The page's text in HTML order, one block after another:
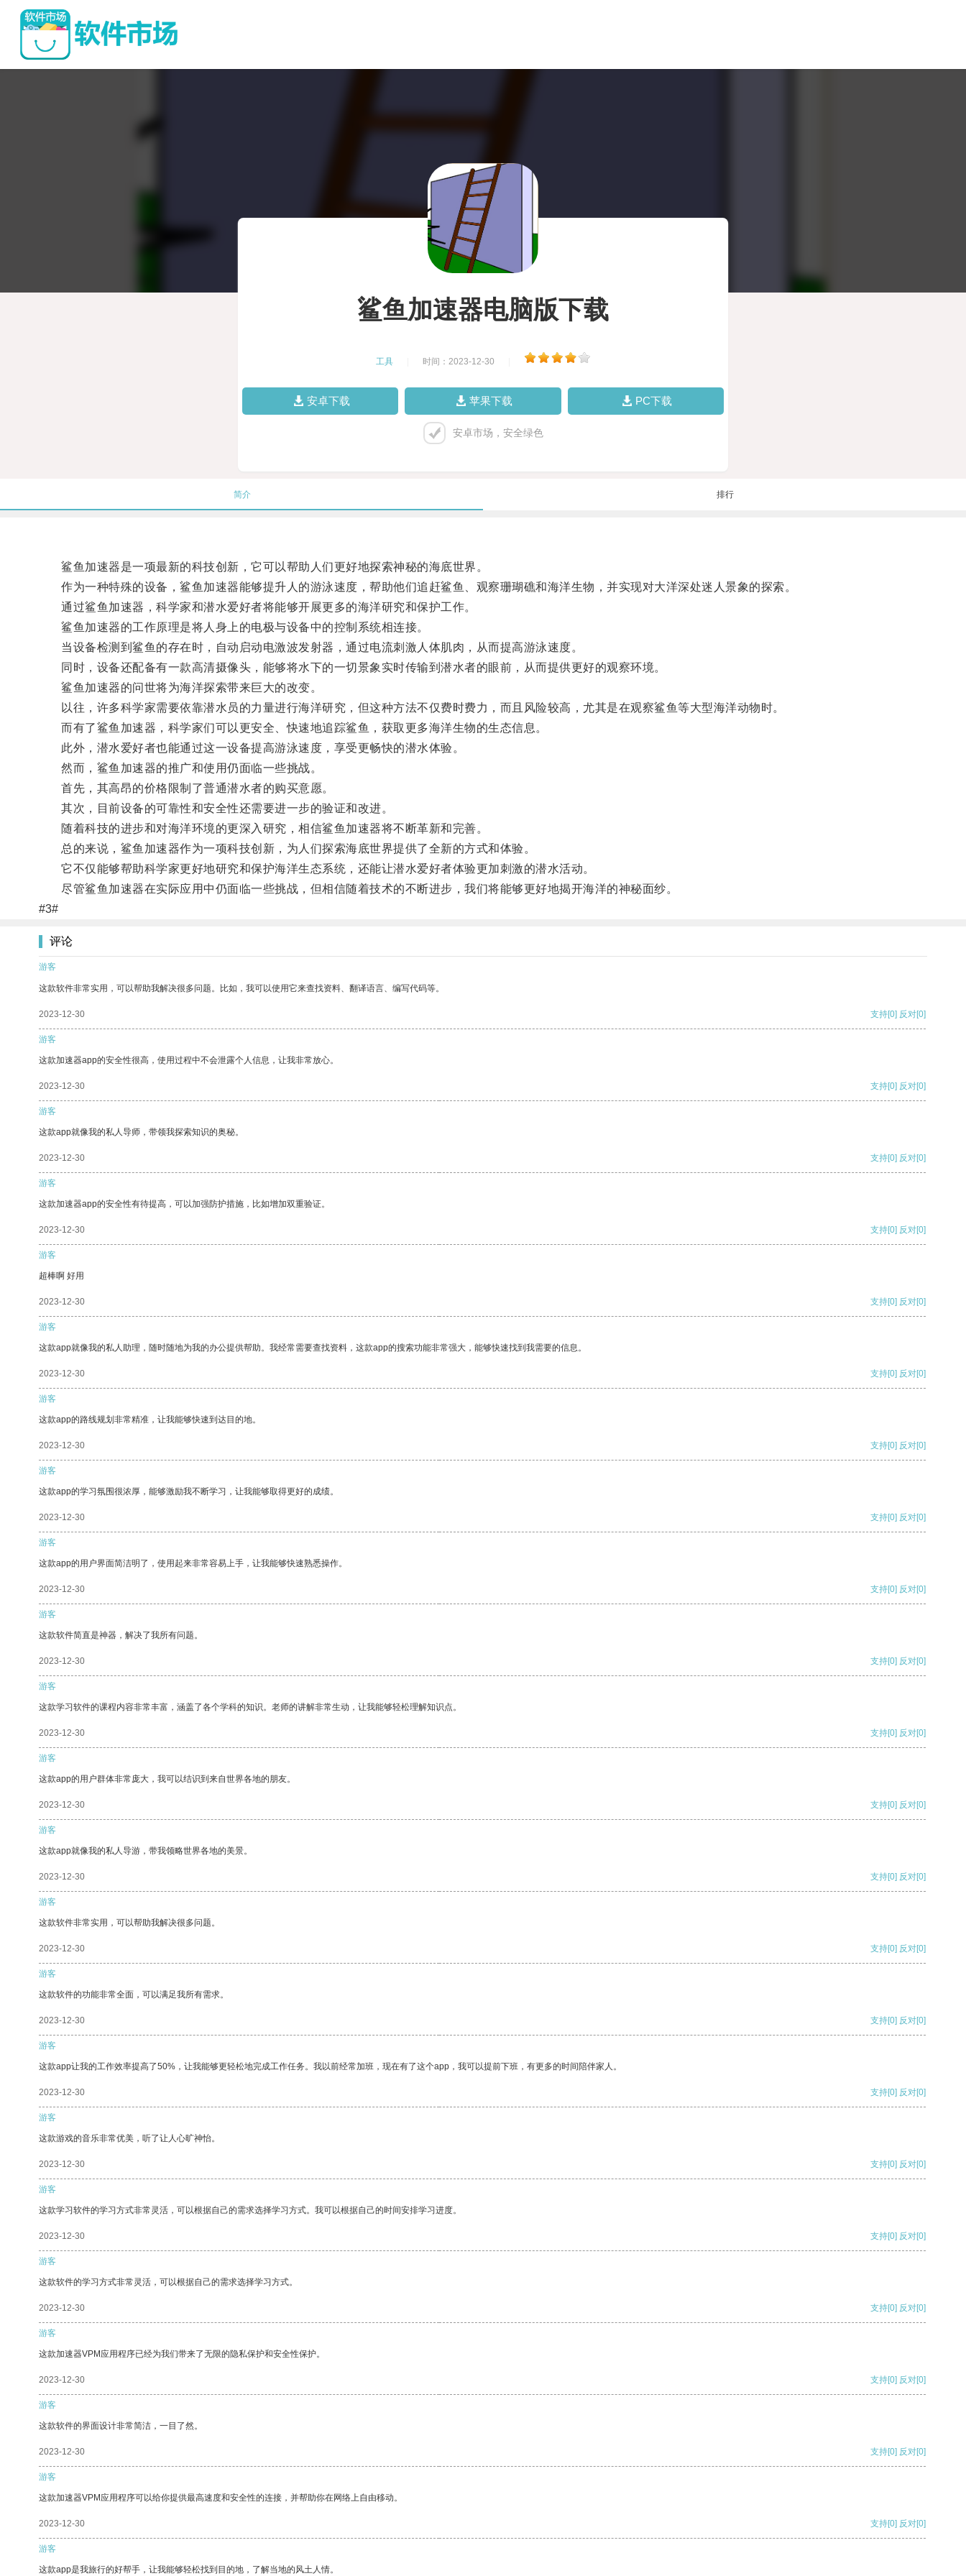
鲨鱼加速器电脑版下载
工具 时间：2023-12-30
安卓下载 苹果下载 PC下载
安卓市场，安全绿色
简介 排行
鲨鱼加速器是一项最新的科技创新，它可以帮助人们更好地探索神秘的海底世界。
作为一种特殊的设备，鲨鱼加速器能够提升人的游泳速度，帮助他们追赶鲨鱼、观察珊瑚礁和海洋生物，并实现对大洋深处迷人景象的探索。
通过鲨鱼加速器，科学家和潜水爱好者将能够开展更多的海洋研究和保护工作。
鲨鱼加速器的工作原理是将人身上的电极与设备中的控制系统相连接。
当设备检测到鲨鱼的存在时，自动启动电激波发射器，通过电流刺激人体肌肉，从而提高游泳速度。
同时，设备还配备有一款高清摄像头，能够将水下的一切景象实时传输到潜水者的眼前，从而提供更好的观察环境。
鲨鱼加速器的问世将为海洋探索带来巨大的改变。
以往，许多科学家需要依靠潜水员的力量进行海洋研究，但这种方法不仅费时费力，而且风险较高，尤其是在观察鲨鱼等大型海洋动物时。
而有了鲨鱼加速器，科学家们可以更安全、快速地追踪鲨鱼，获取更多海洋生物的生态信息。
此外，潜水爱好者也能通过这一设备提高游泳速度，享受更畅快的潜水体验。
然而，鲨鱼加速器的推广和使用仍面临一些挑战。
首先，其高昂的价格限制了普通潜水者的购买意愿。
其次，目前设备的可靠性和安全性还需要进一步的验证和改进。
随着科技的进步和对海洋环境的更深入研究，相信鲨鱼加速器将不断革新和完善。
总的来说，鲨鱼加速器作为一项科技创新，为人们探索海底世界提供了全新的方式和体验。
它不仅能够帮助科学家更好地研究和保护海洋生态系统，还能让潜水爱好者体验更加刺激的潜水活动。
尽管鲨鱼加速器在实际应用中仍面临一些挑战，但相信随着技术的不断进步，我们将能够更好地揭开海洋的神秘面纱。
#3#
评论
游客
这款软件非常实用，可以帮助我解决很多问题。比如，我可以使用它来查找资料、翻译语言、编写代码等。
2023-12-30 支持[0] 反对[0]
游客
这款加速器app的安全性很高，使用过程中不会泄露个人信息，让我非常放心。
2023-12-30 支持[0] 反对[0]
游客
这款app就像我的私人导师，带领我探索知识的奥秘。
2023-12-30 支持[0] 反对[0]
游客
这款加速器app的安全性有待提高，可以加强防护措施，比如增加双重验证。
2023-12-30 支持[0] 反对[0]
游客
超棒啊 好用
2023-12-30 支持[0] 反对[0]
游客
这款app就像我的私人助理，随时随地为我的办公提供帮助。我经常需要查找资料，这款app的搜索功能非常强大，能够快速找到我需要的信息。
2023-12-30 支持[0] 反对[0]
游客
这款app的路线规划非常精准，让我能够快速到达目的地。
2023-12-30 支持[0] 反对[0]
游客
这款app的学习氛围很浓厚，能够激励我不断学习，让我能够取得更好的成绩。
2023-12-30 支持[0] 反对[0]
游客
这款app的用户界面简洁明了，使用起来非常容易上手，让我能够快速熟悉操作。
2023-12-30 支持[0] 反对[0]
游客
这款软件简直是神器，解决了我所有问题。
2023-12-30 支持[0] 反对[0]
游客
这款学习软件的课程内容非常丰富，涵盖了各个学科的知识。老师的讲解非常生动，让我能够轻松理解知识点。
2023-12-30 支持[0] 反对[0]
游客
这款app的用户群体非常庞大，我可以结识到来自世界各地的朋友。
2023-12-30 支持[0] 反对[0]
游客
这款app就像我的私人导游，带我领略世界各地的美景。
2023-12-30 支持[0] 反对[0]
游客
这款软件非常实用，可以帮助我解决很多问题。
2023-12-30 支持[0] 反对[0]
游客
这款软件的功能非常全面，可以满足我所有需求。
2023-12-30 支持[0] 反对[0]
游客
这款app让我的工作效率提高了50%，让我能够更轻松地完成工作任务。我以前经常加班，现在有了这个app，我可以提前下班，有更多的时间陪伴家人。
2023-12-30 支持[0] 反对[0]
游客
这款游戏的音乐非常优美，听了让人心旷神怡。
2023-12-30 支持[0] 反对[0]
游客
这款学习软件的学习方式非常灵活，可以根据自己的需求选择学习方式。我可以根据自己的时间安排学习进度。
2023-12-30 支持[0] 反对[0]
游客
这款软件的学习方式非常灵活，可以根据自己的需求选择学习方式。
2023-12-30 支持[0] 反对[0]
游客
这款加速器VPM应用程序已经为我们带来了无限的隐私保护和安全性保护。
2023-12-30 支持[0] 反对[0]
游客
这款软件的界面设计非常简洁，一目了然。
2023-12-30 支持[0] 反对[0]
游客
这款加速器VPM应用程序可以给你提供最高速度和安全性的连接，并帮助你在网络上自由移动。
2023-12-30 支持[0] 反对[0]
游客
这款app是我旅行的好帮手，让我能够轻松找到目的地，了解当地的风土人情。